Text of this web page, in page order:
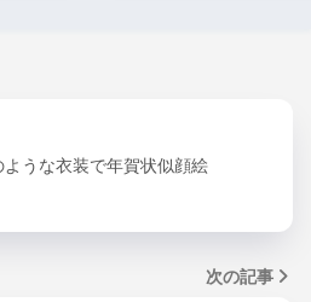
ような衣装で年賀状似顔絵
次の記事